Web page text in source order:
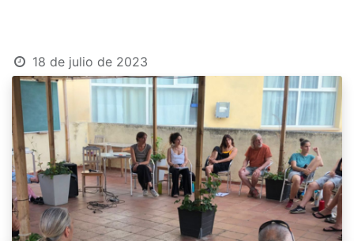
18 de julio de 2023